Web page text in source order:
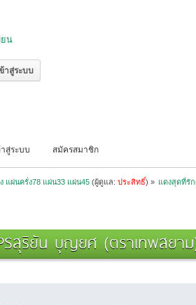
ยน
าสู่ระบบ สมัครสมาชิก
แผ่นครั่ง78 แผ่น33 แผ่น45(ผู้ดูแล: ประสิทธิ์) » แดงสุดที่รั
สุริยัน บุญยศ (ตราเทพสยา